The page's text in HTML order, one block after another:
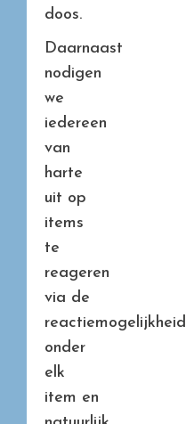
doos.
Daarnaast
nodigen
we
iedereen
van
harte
uit op
items
te
reageren
via de
reactiemogelijkheid
onder
elk
item en